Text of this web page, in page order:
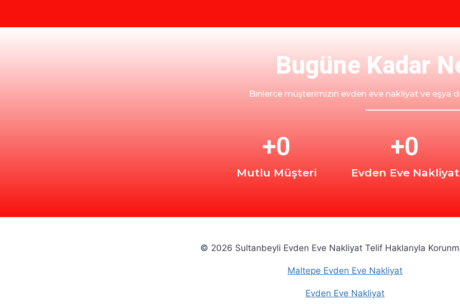
Bugüne Kadar
Binlerce müşterimizin evden eve nakliyat ve eşya
Mutlu Müşteri
+0
Evden Eve Nakliyat
+0
© 2026 Sultanbeyli Evden Eve Nakliyat Telif Haklarıyla
Maltepe Evden Eve Nakliyat
Evden Eve Nakliyat